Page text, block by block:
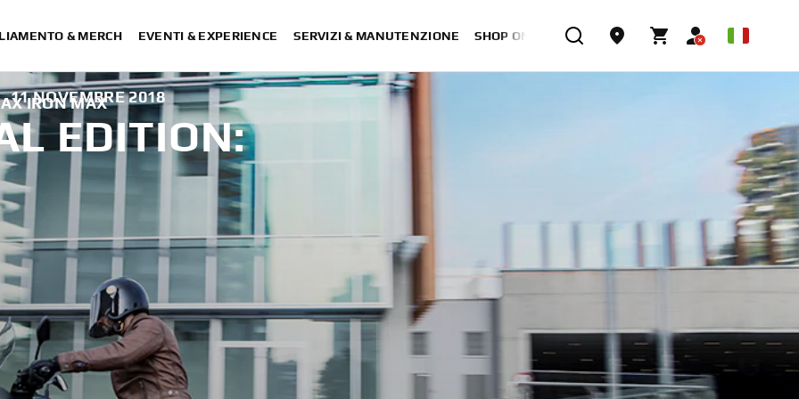
& MERCH EVENTI & EXPERIENCE SERVIZI & MANUTENZIONE SHOP ONLINE
IRON MAX
11 NOVEMBRE 2018
EDITION: